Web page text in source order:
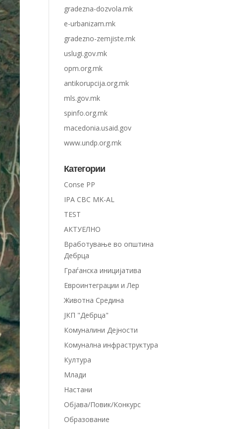
gradezna-dozvola.mk
e-urbanizam.mk
gradezno-zemjiste.mk
uslugi.gov.mk
opm.org.mk
antikorupcija.org.mk
mls.gov.mk
spinfo.org.mk
macedonia.usaid.gov
www.undp.org.mk
Категории
Conse PP
IPA CBC MK-AL
TEST
АКТУЕЛНО
Вработување во општина
Дебрца
Граѓанска иницијатива
Евроинтеграции и Лер
Животна Средина
ЈКП "Дебрца"
Комуналини Дејности
Комунална инфраструктура
Култура
Млади
Настани
Објава/Повик/Конкурс
Образование